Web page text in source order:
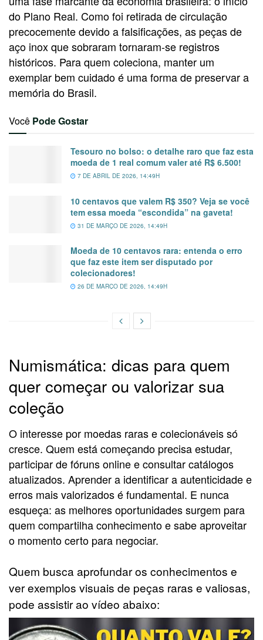
do Plano Real. Como foi retirada de circulação
precocemente devido a falsificações, as peças de
aço inox que sobraram tornaram-se registros
históricos. Para quem coleciona, manter um
exemplar bem cuidado é uma forma de preservar a
memória do Brasil.
Você Pode Gostar
Tesouro no bolso: o detalhe raro que faz esta
moeda de 1 real comum valer até R$ 6.500!
7 DE ABRIL DE 2026, 14:49H
10 centavos que valem R$ 350? Veja se você
tem essa moeda “escondida” na gaveta!
31 DE MARÇO DE 2026, 14:49H
Moeda de 10 centavos rara: entenda o erro
que faz este item ser disputado por
colecionadores!
26 DE MARÇO DE 2026, 14:49H
Numismática: dicas para quem
quer começar ou valorizar sua
coleção
O interesse por moedas raras e colecionáveis só
cresce. Quem está começando precisa estudar,
participar de fóruns online e consultar catálogos
atualizados. Aprender a identificar a autenticidade e
erros mais valorizados é fundamental. E nunca
esqueça: as melhores oportunidades surgem para
quem compartilha conhecimento e sabe aproveitar
o momento certo para negociar.
Quem busca aprofundar os conhecimentos e
ver exemplos visuais de peças raras e valiosas,
pode assistir ao vídeo abaixo: